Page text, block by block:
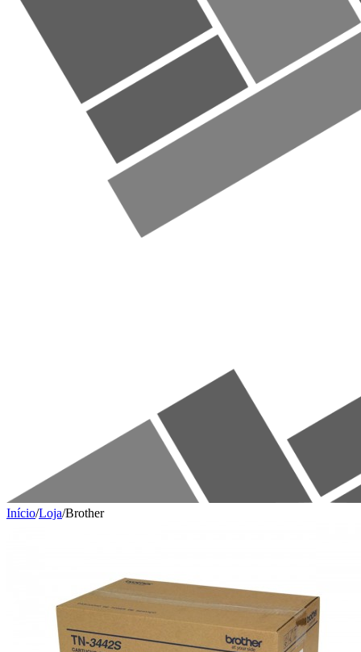
Início/Loja/Brother